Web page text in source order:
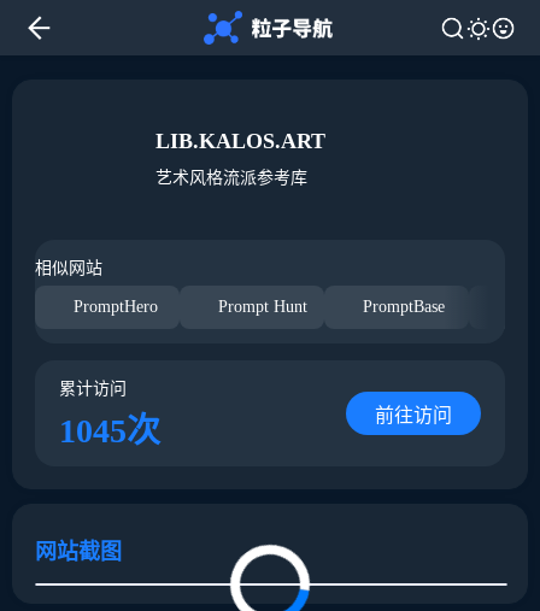
LIB.KALOS.ART
艺术风格流派参考库
相似网站
PromptHero Prompt Hunt PromptBase
累计访问
1045次 前往访问
网站截图